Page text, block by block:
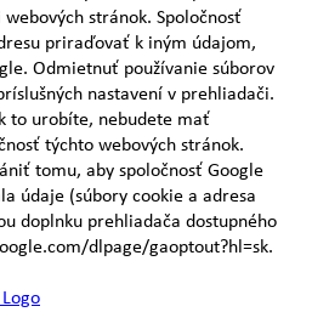
stránok. Spoločnosť
priraďovať k iným údajom,
Odmietnuť používanie súborov
nastavení v prehliadači.
to urobíte, nebudete mať
týchto webových stránok.
tomu, aby spoločnosť Google
údaje (súbory cookie a adresa
doplnku prehliadača dostupného
dlpage/gaoptout?hl=sk.